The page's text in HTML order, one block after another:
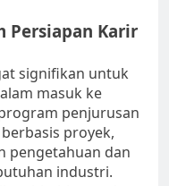
Persiapan Karir
signifikan untuk
masuk ke
penjurusan
proyek,
pengetahuan dan
industri.